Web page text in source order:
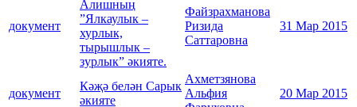
документ
Алишның
”Ялкаулык –
хурлык,
тырышлык –
зурлык” әкияте.
Файзрахманова
Ризида
Саттаровна
31 Мар 2015
документ
Кәҗә белән Сарык
әкияте
Ахметзянова
Альфия
20 Мар 2015